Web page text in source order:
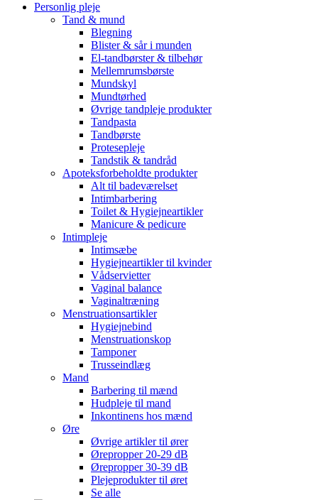
Personlig pleje
Tand & mund
Blegning
Blister & sår i munden
El-tandbørster & tilbehør
Mellemrumsbørste
Mundskyl
Mundtørhed
Øvrige tandpleje produkter
Tandpasta
Tandbørste
Protesepleje
Tandstik & tandråd
Apoteksforbeholdte produkter
Alt til badeværelset
Intimbarbering
Toilet & Hygiejneartikler
Manicure & pedicure
Intimpleje
Intimsæbe
Hygiejneartikler til kvinder
Vådservietter
Vaginal balance
Vaginaltræning
Menstruationsartikler
Hygiejnebind
Menstruationskop
Tamponer
Trusseindlæg
Mand
Barbering til mænd
Hudpleje til mand
Inkontinens hos mænd
Øre
Øvrige artikler til ører
Ørepropper 20-29 dB
Ørepropper 30-39 dB
Plejeprodukter til øret
Se alle